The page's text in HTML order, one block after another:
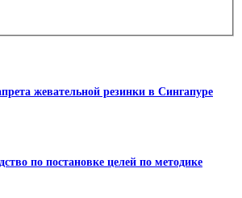
жевательной резинки в Сингапуре
по постановке целей по методике